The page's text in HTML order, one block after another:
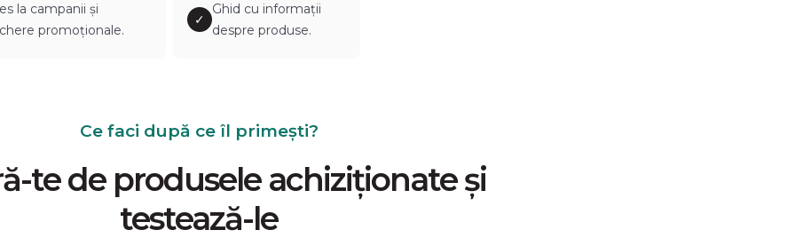
la campanii și
promoționale.
✓
Ghid cu informații
despre produse.
Ce faci după ce îl primești?
te de produsele achiziționate și
testează-le